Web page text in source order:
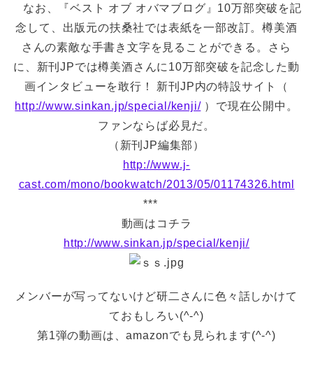
なお、『ベスト オブ オバマブログ』10万部突破を記
念して、出版元の扶桑社では表紙を一部改訂。樽美酒
さんの素敵な手書き文字を見ることができる。さら
に、新刊JPでは樽美酒さんに10万部突破を記念した動
画インタビューを敢行！ 新刊JP内の特設サイト（
http://www.sinkan.jp/special/kenji/）で現在公開中。
ファンならば必見だ。
（新刊JP編集部）
http://www.j-
cast.com/mono/bookwatch/2013/05/01174326.html
***
動画はコチラ
http://www.sinkan.jp/special/kenji/
メンバーが写ってないけど研二さんに色々話しかけて
ておもしろい(^-^)
第1弾の動画は、amazonでも見られます(^-^)